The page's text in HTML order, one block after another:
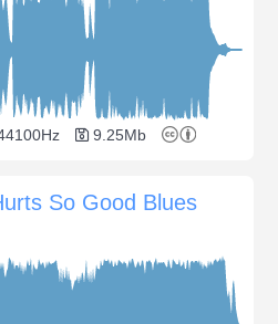
9.25Mb
So Good Blues